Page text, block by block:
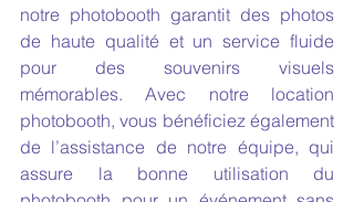
notre photobooth garantit des photos
de haute qualité et un service fluide
pour des souvenirs visuels
mémorables. Avec notre location
photobooth, vous bénéficiez également
de l’assistance de notre équipe, qui
assure la bonne utilisation du